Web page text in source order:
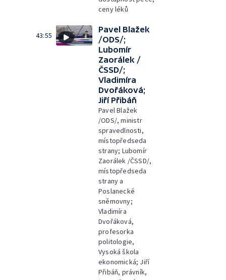
ceny léků
43:55
Pavel Blažek
/ODS/;
Lubomír
Zaorálek /
ČSSD/;
Vladimíra
Dvořáková;
Jiří Přibáň
Pavel Blažek
/ODS/, ministr
spravedlnosti,
místopředseda
strany; Lubomír
Zaorálek /ČSSD/,
místopředseda
strany a
Poslanecké
sněmovny;
Vladimíra
Dvořáková,
profesorka
politologie,
Vysoká škola
ekonomická; Jiří
Přibáň, právník,